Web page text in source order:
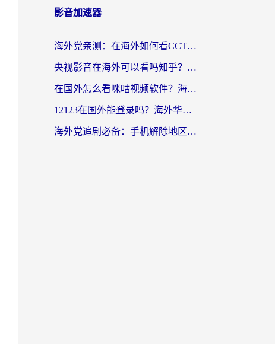
影音加速器
海外党亲测：在海外如何看CCTV？告别“仅限大陆播放”的实用指南
央视影音在海外可以看吗知乎？留学生亲测：3步解决地域限制+追剧自由
在国外怎么看咪咕视频软件？海外党亲测有效的回国加速方案
12123在国外能登录吗？海外华人必看的回国加速实用指南
海外党追剧必备：手机解除地区限制app怎么选？解决央视视频&国内剧地区限制全指南